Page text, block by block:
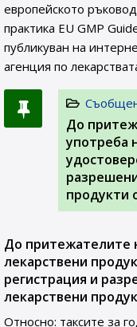
европейското
практика EU GMP
публикуван на
агенция по
До
употреба
продукти
До притежателите
лекарствени
регистрация и
лекарствени
Относно: таксите за